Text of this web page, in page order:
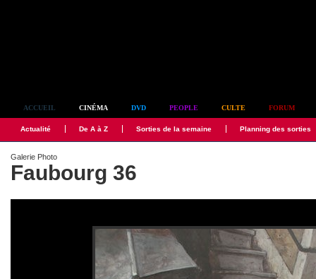
ACCUEIL CINÉMA DVD PEOPLE CULTE FORUM
Actualité De A à Z Sorties de la semaine Planning des sorties
Galerie Photo
Faubourg 36